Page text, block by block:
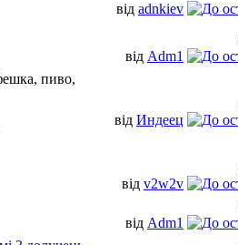
від adnkiev
від Adm1
від Индеец
від v2w2v
від Adm1